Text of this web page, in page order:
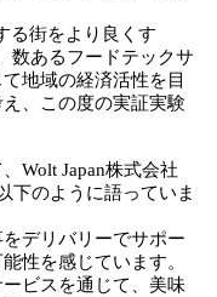
る街をより良くす
数あるフードテックサ
地域の経済活性を目
、この度の実証実験
Wolt Japan株式会社
下のように語っていま
デリバリーでサポー
性を感じています。
ビスを通じて、美味